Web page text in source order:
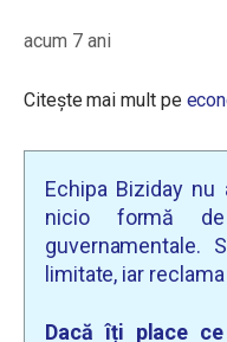
acum 7 ani
Citește mai mult pe
Echipa Biziday
nicio formă
guvernamentale.
limitate, iar
Dacă îți place